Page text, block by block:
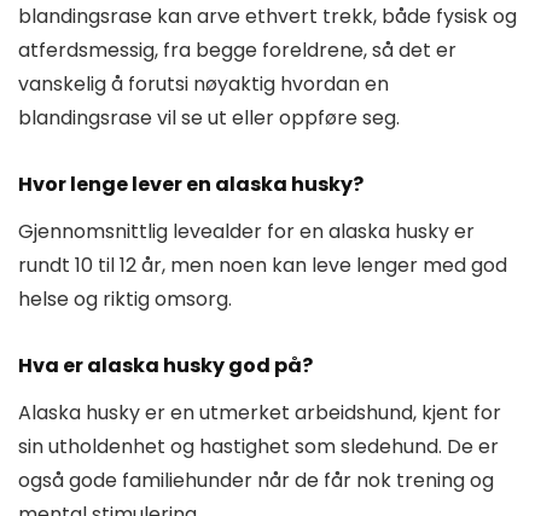
blandingsrase kan arve ethvert trekk, både fysisk og
atferdsmessig, fra begge foreldrene, så det er
vanskelig å forutsi nøyaktig hvordan en
blandingsrase vil se ut eller oppføre seg.
Hvor lenge lever en alaska husky?
Gjennomsnittlig levealder for en alaska husky er
rundt 10 til 12 år, men noen kan leve lenger med god
helse og riktig omsorg.
Hva er alaska husky god på?
Alaska husky er en utmerket arbeidshund, kjent for
sin utholdenhet og hastighet som sledehund. De er
også gode familiehunder når de får nok trening og